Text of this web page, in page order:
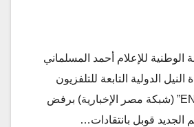
الوطنية للإعلام أحمد المسلماني
الدولية التابعة للتلفزيون
الرسمي إلى اسم “ENN” (شبكة مصر الإخبارية) برفض
قوبل بانتقادات…